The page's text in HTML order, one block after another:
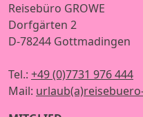
Reisebüro GROWE
Dorfgärten 2
D-78244 Gottmadingen
Tel.: +49 (0)7731 976 444
Mail: